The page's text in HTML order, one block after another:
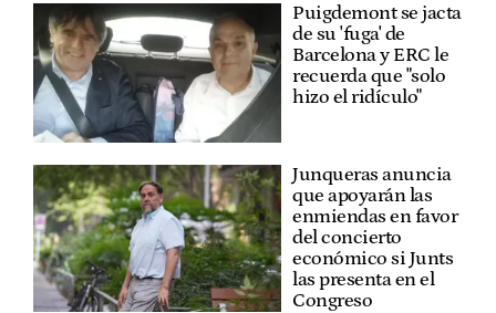
Puigdemont se jacta
de su 'fuga' de
Barcelona y ERC le
recuerda que "solo
hizo el ridículo"
Junqueras anuncia
que apoyarán las
enmiendas en favor
del concierto
económico si Junts
las presenta en el
Congreso